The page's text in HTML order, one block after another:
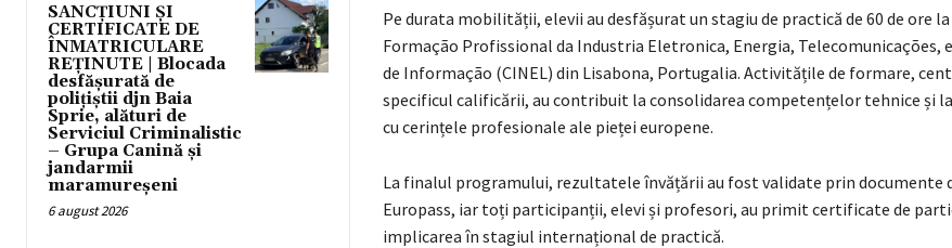
SANCȚIUNI ȘI
CERTIFICATE DE
ÎNMATRICULARE
REȚINUTE | Blocada
desfășurată de
polițiștii djn Baia
Sprie, alături de
Serviciul Criminalistic
– Grupa Canină și
jandarmii
maramureșeni
6 august 2026
Pe durata mobilității, elevii au desfășurat un stagiu de practică de 60 de ore
Formação Profissional da Industria Eletronica, Energia, Telecomunicações,
de Informação (CINEL) din Lisabona, Portugalia. Activitățile de formare,
specificul calificării, au contribuit la consolidarea competențelor tehnice și
cu cerințele profesionale ale pieței europene.
La finalul programului, rezultatele învățării au fost validate prin documente
Europass, iar toți participanții, elevi și profesori, au primit certificate de
implicarea în stagiul internațional de practică.